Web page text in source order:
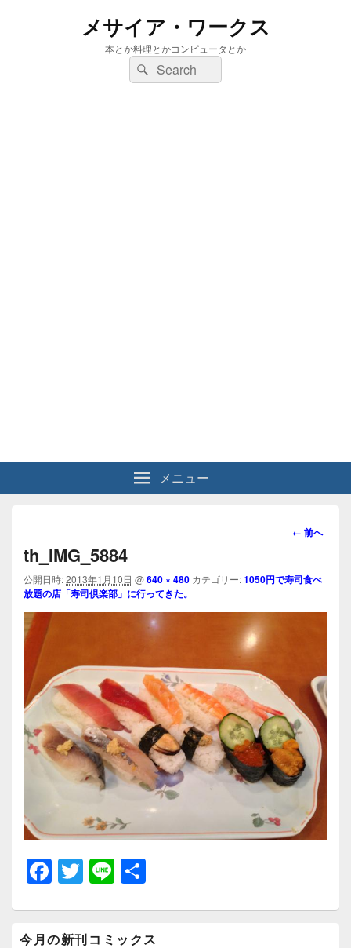
メサイア・ワークス
本とか料理とかコンピュータとか
検
索:
検
索
メニュー
画
ビ
ー
← 前へ
th_IMG_5884
公開日時:2013年1月10日 @640 × 480 カテゴリー:1050円で寿司食べ
放題の店「寿司倶楽部」に行ってきた。
F
a
c
T
wi
tt
Li
n
e
イ今月の新刊コミックス